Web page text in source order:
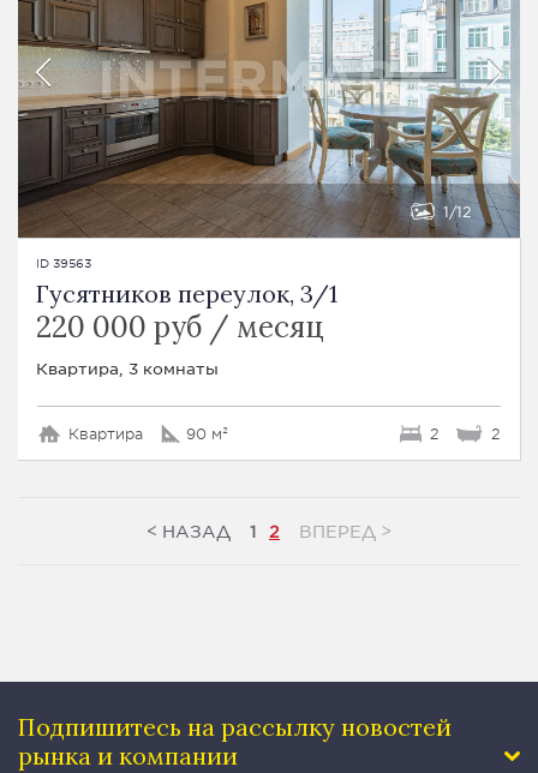
1 12
ID 39563
Гусятников переулок, 3/1
220 000 руб / месяц
Квартира, 3 комнаты
Квартира 90 м² 2 2
< НАЗАД 1 2 ВПЕРЕД >
Подпишитесь на рассылку новостей
рынка и компании